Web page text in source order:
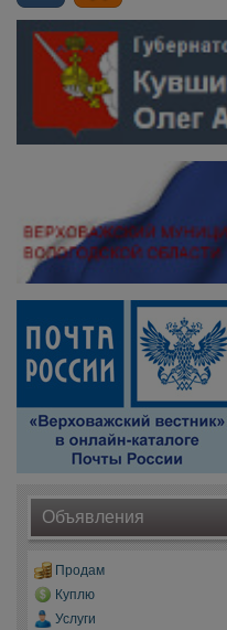
Объявления
Продам
Куплю
Услуги